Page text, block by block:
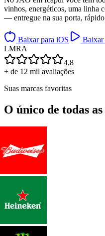
vinhos, energéticos, uma linha
— entregue na sua porta,
Baixar para iOS
Baixar
LMRA
4,8
+ de 12 mil avaliações
Suas marcas favoritas
O único de todas